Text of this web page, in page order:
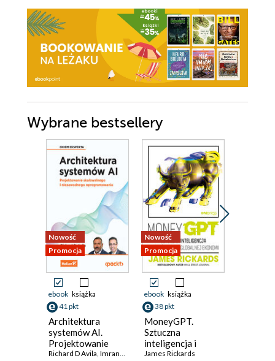
Wybrane bestsellery
Nowość
Promocja
ebook książka
41 pkt
Architektura
systemów AI.
Projektowanie
skalowalnego i
Richard D Avila, Imran Ahmad
Nowość
Promocja
ebook książka
38 pkt
MoneyGPT.
Sztuczna
inteligencja i
zagrożenie dla
James Rickards